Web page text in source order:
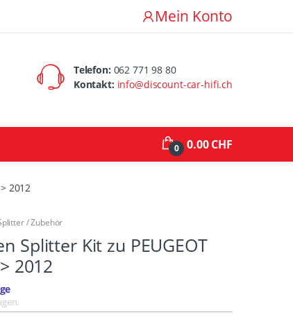
Mein Konto
Telefon: 062 771 98 80
Kontakt: info@discount-car-hifi.ch
0 0.00 CHF
2012
/ Zubehör
Splitter Kit zu PEUGEOT
2012